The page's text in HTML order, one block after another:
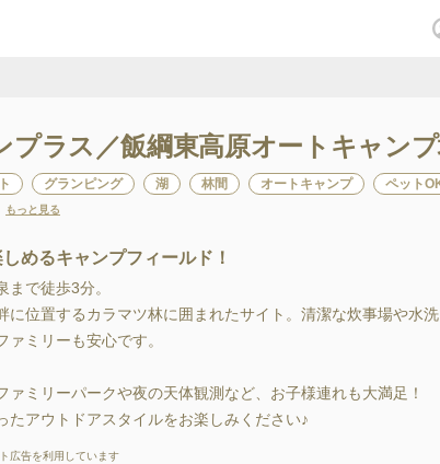
プラス／飯綱東高原オートキャン
グランピング 湖 林間 オートキャンプ
ペット
もっと見る
めるキャンプフィールド！
まで徒歩3分。
に位置するカラマツ林に囲まれたサイト。清潔な炊事場や水
ァミリーも安心です。
ァミリーパークや夜の天体観測など、お子様連れも大満足！
たアウトドアスタイルをお楽しみください♪
広告を利用しています